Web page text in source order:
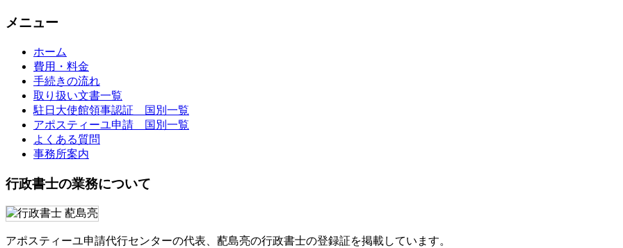
メニュー
ホーム
費用・料金
手続きの流れ
取り扱い文書一覧
駐日大使館領事認証 国別一覧
アポスティーユ申請 国別一覧
よくある質問
事務所案内
行政書士の業務について
アポスティーユ申請代行センターの代表、蓜島亮の行政書士の登録証を掲載しています。